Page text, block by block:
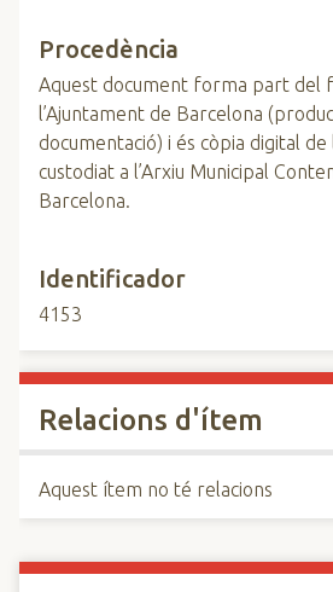
Procedència
Aquest document forma part del
l’Ajuntament de Barcelona
documentació) i és còpia digital de
custodiat a l’Arxiu Municipal
Barcelona.
Identificador
4153
Relacions d'ítem
Aquest ítem no té relacions